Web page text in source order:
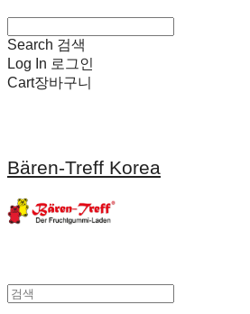
Search 검색
Log In 로그인
Cart장바구니
Bären-Treff Korea